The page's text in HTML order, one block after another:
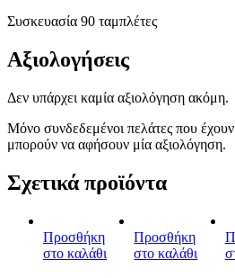
Συσκευασία 90 ταμπλέτες
Αξιολογήσεις
Δεν υπάρχει καμία αξιολόγηση ακόμη.
Μόνο συνδεδεμένοι πελάτες που
μπορούν να αφήσουν μία αξιολόγηση.
Σχετικά προϊόντα
Προσθήκη
στο καλάθι
Προσθήκη
στο καλάθι